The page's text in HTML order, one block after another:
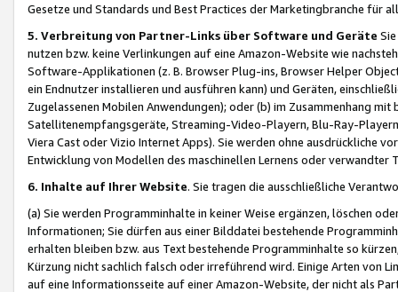
Gesetze und Standards und Best Practices der Marketingbranche für
5. Verbreitung von Partner-Links über Software und Geräte
nutzen bzw. keine Verlinkungen auf eine Amazon-Website wie
Software-Applikationen (z. B. Browser Plug-ins, Browser Helper
ein Endnutzer installieren und ausführen kann) und Geräten,
Zugelassenen Mobilen Anwendungen); oder (b) im Zusammenhang
Satellitenempfangsgeräte, Streaming-Video-Playern, Blu-Ray-
Viera Cast oder Vizio Internet Apps). Sie werden ohne ausdrückliche
Entwicklung von Modellen des maschinellen Lernens oder
6. Inhalte auf Ihrer Website. Sie tragen die ausschließliche
(a) Sie werden Programminhalte in keiner Weise ergänzen, löschen
Informationen; Sie dürfen aus einer Bilddatei bestehende
erhalten bleiben bzw. aus Text bestehende Programminhalte so
Kürzung nicht sachlich falsch oder irreführend wird. Einige Arten von
auf eine Informationsseite auf einer Amazon-Website, der nicht als